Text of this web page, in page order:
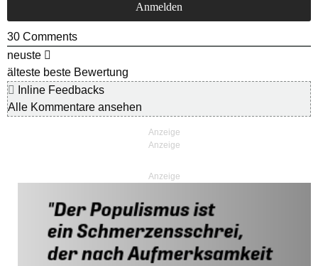
30 Comments
neuste
älteste beste Bewertung
Inline Feedbacks
Alle Kommentare ansehen
Anzeige